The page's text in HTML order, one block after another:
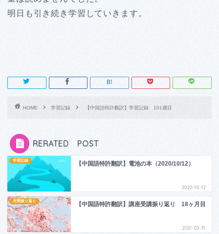
明日も引き続き学習していきます。
HOME 学習記録 【中国語特許翻訳】学習記録 101週目
RERATED POST
学習記録 【中国語特許翻訳】電池の本（2020/10/12）
2020-10-12
月間振り返り 【中国語特許翻訳】講座受講振り返り 18ヶ月目
2021-03-31